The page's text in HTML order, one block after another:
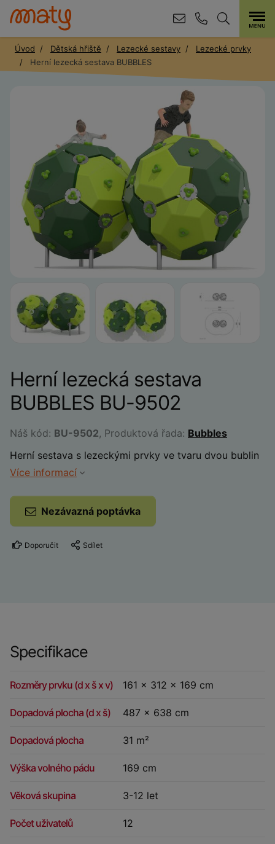
Úvod Dětská hřiště Lezecké sestavy
Lezecké prvky
Herní lezecká sestava BUBBLES
Herní lezecká sestava
BUBBLES BU-9502
Náš kód: BU-9502, Produktová řada: Bubbles
Herní sestava s lezeckými prvky ve tvaru dvou bublin
Více informací
Nezávazná poptávka
Doporučit Sdílet
Specifikace
Rozměry prvku (d x š x v) 161 x 312 x 169 cm
Dopadová plocha (d x š) 487 x 638 cm
Dopadová plocha 31 m²
Výška volného pádu 169 cm
Věková skupina 3-12 let
Počet uživatelů 12